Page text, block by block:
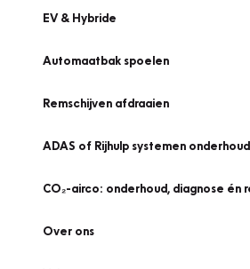
EV & Hybride
Automaatbak spoelen
Remschijven afdraaien
ADAS of Rijhulp systemen onderhoud
CO₂-airco: onderhoud, diagnose én
Over ons